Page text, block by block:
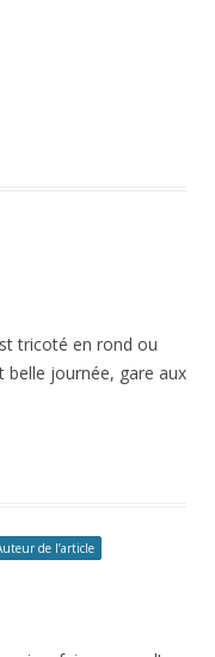
tricoté en rond ou
belle journée, gare aux
de l’article